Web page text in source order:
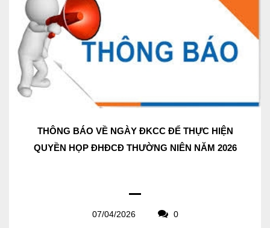
THÔNG BÁO VỀ NGÀY ĐKCC ĐỂ THỰC HIỆN
QUYỀN HỌP ĐHĐCĐ THƯỜNG NIÊN NĂM 2026
07/04/2026 0